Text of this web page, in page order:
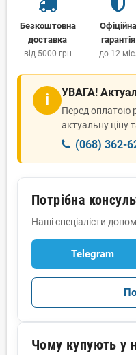
Безкоштовна
доставка
від 5000 грн
Офіційна
гарантія
до 12 міс.
ℹ УВАГА!
Перед оплатою
актуальну ціну
(068) 362-
Потрібна
Наші спеціалісти
Telegram
Чому купують у